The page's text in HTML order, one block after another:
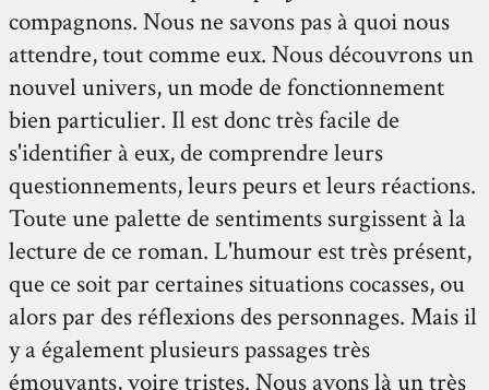
compagnons. Nous ne savons pas à quoi nous
attendre, tout comme eux. Nous découvrons un
nouvel univers, un mode de fonctionnement
bien particulier. Il est donc très facile de
s'identifier à eux, de comprendre leurs
questionnements, leurs peurs et leurs réactions.
Toute une palette de sentiments surgissent à la
lecture de ce roman. L'humour est très présent,
que ce soit par certaines situations cocasses, ou
alors par des réflexions des personnages. Mais il
y a également plusieurs passages très
émouvants, voire tristes. Nous avons là un très